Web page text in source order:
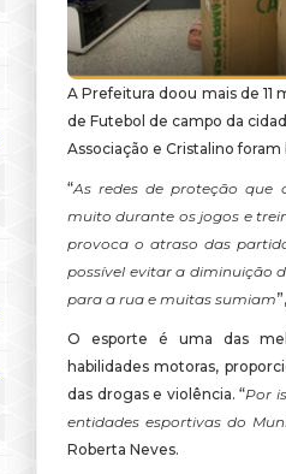
A Prefeitura doou mais de 11
de Futebol de campo da
Associação e Cristalino
“As redes de proteção que
muito durante os jogos e
provoca o atraso das
possível evitar a diminuição
para a rua e muitas sumiam
O esporte é uma das
habilidades motoras,
das drogas e violência. “Por
entidades esportivas do
Roberta Neves.